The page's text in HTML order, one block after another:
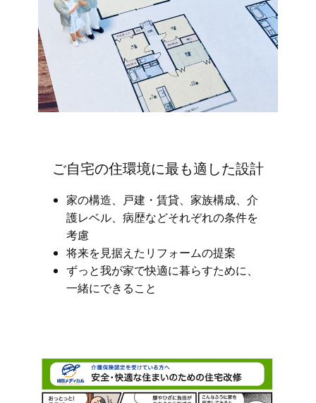
ご自宅の住環境に最も適した設計
家の構造、戸建・賃貸、家族構成、介
護レベル、病歴などそれぞれの条件を
考慮
将来を見据えたリフォームの提案
ずっと我が家で快適に暮らすために、
一緒にできること